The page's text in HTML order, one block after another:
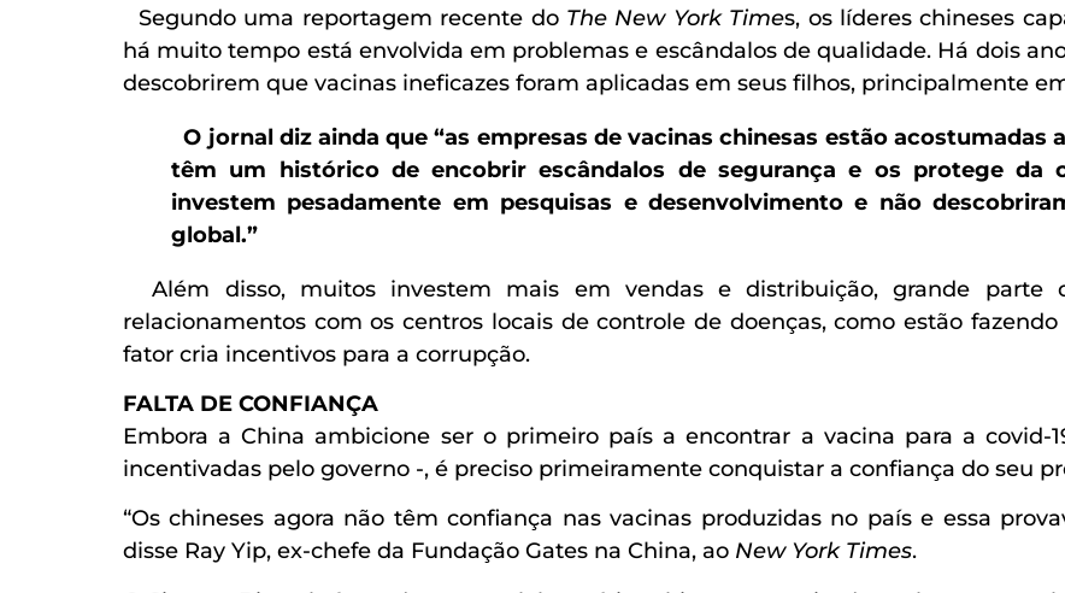
Segundo uma reportagem recente do The New York Times, os líderes chineses
há muito tempo está envolvida em problemas e escândalos de qualidade. Há dois
descobrirem que vacinas ineficazes foram aplicadas em seus filhos, principalmente
O jornal diz ainda que “as empresas de vacinas chinesas estão
têm um histórico de encobrir escândalos de segurança e os protege da
investem pesadamente em pesquisas e desenvolvimento e não
global.”
Além disso, muitos investem mais em vendas e distribuição, grande parte
relacionamentos com os centros locais de controle de doenças, como estão
fator cria incentivos para a corrupção.
FALTA DE CONFIANÇA
Embora a China ambicione ser o primeiro país a encontrar a vacina para a covid-
incentivadas pelo governo -, é preciso primeiramente conquistar a confiança do seu
“Os chineses agora não têm confiança nas vacinas produzidas no país e essa
disse Ray Yip, ex-chefe da Fundação Gates na China, ao New York Times.